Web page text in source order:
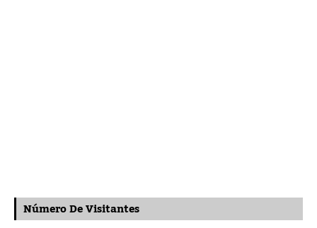
Número De Visitantes